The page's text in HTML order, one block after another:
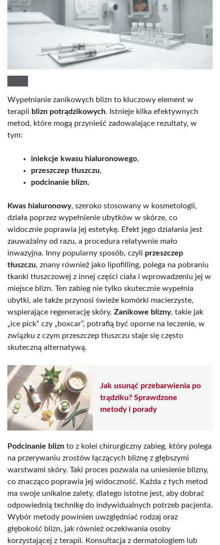
Wypełnianie zanikowych blizn to kluczowy element w
terapii blizn potrądzikowych. Istnieje kilka efektywnych
metod, które mogą przynieść zadowalające rezultaty, w
tym:
iniekcje kwasu hialuronowego,
przeszczep tłuszczu,
podcinanie blizn.
Kwas hialuronowy, szeroko stosowany w kosmetologii,
działa poprzez wypełnienie ubytków w skórze, co
widocznie poprawia jej estetykę. Efekt jego działania jest
zauważalny od razu, a procedura relatywnie mało
inwazyjna. Inny popularny sposób, czyli przeszczep
tłuszczu, znany również jako lipofilling, polega na pobraniu
tkanki tłuszczowej z innej części ciała i wprowadzeniu jej w
miejsce blizn. Ten zabieg nie tylko skutecznie wypełnia
ubytki, ale także przynosi świeże komórki macierzyste,
wspierające regenerację skóry. Zanikowe blizny, takie jak
„ice pick” czy „boxcar”, potrafią być oporne na leczenie, w
związku z czym przeszczep tłuszczu staje się często
skuteczną alternatywą.
Jak usunąć przebarwienia po
trądziku? Sprawdzone
metody i porady
Podcinanie blizn to z kolei chirurgiczny zabieg, który polega
na przerywaniu zrostów łączących bliznę z głębszymi
warstwami skóry. Taki proces pozwala na uniesienie blizny,
co znacząco poprawia jej widoczność. Każda z tych metod
ma swoje unikalne zalety, dlatego istotne jest, aby dobrać
odpowiednią technikę do indywidualnych potrzeb pacjenta.
Wybór metody powinien uwzględniać rodzaj oraz
głębokość blizn, jak również oczekiwania osoby
korzystającej z terapii. Konsultacja z dermatologiem lub